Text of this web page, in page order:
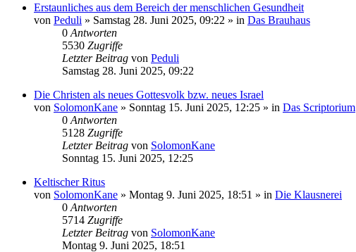
Erstaunliches aus dem Bereich der menschlichen Gesundheit
von Peduli » Samstag 28. Juni 2025, 09:22 » in Das Brauhaus
0 Antworten
5530 Zugriffe
Letzter Beitrag von Peduli
Samstag 28. Juni 2025, 09:22
Die Christen als neues Gottesvolk bzw. neues Israel
von SolomonKane » Sonntag 15. Juni 2025, 12:25 » in Das Scriptorium
0 Antworten
5128 Zugriffe
Letzter Beitrag von SolomonKane
Sonntag 15. Juni 2025, 12:25
Keltischer Ritus
von SolomonKane » Montag 9. Juni 2025, 18:51 » in Die Klausnerei
0 Antworten
5714 Zugriffe
Letzter Beitrag von SolomonKane
Montag 9. Juni 2025, 18:51